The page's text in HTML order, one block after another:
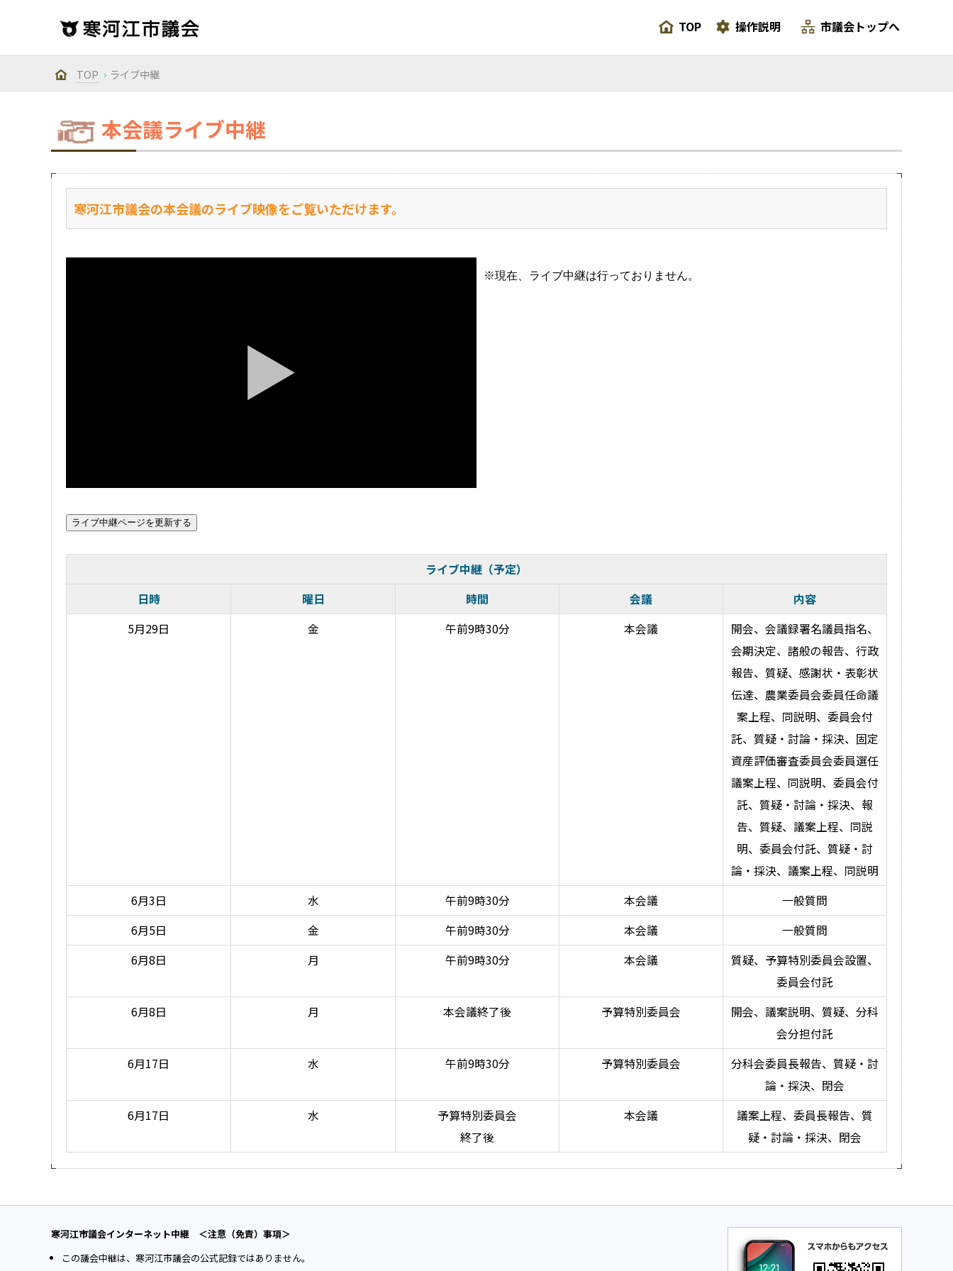
TOP 操作説明 市議会トップへ
TOP ライブ中継
本会議ライブ中継
寒河江市議会の本会議のライブ映像をご覧いただけます。
※現在、ライブ中継は行っておりません。
ライブ中継（予定）
日時
曜日 時間 会議
内容
5月29日
金 午前9時30分 本会議
開会、会議録署名議員指名、
会期決定、諸般の報告、行政
報告、質疑、感謝状・表彰状
伝達、農業委員会委員任命議
案上程、同説明、委員会付
託、質疑・討論・採決、固定
資産評価審査委員会委員選任
議案上程、同説明、委員会付
託、質疑・討論・採決、報
告、質疑、議案上程、同説
明、委員会付託、質疑・討
論・採決、議案上程、同説明
6月3日
水 午前9時30分 本会議
一般質問
6月5日
金 午前9時30分 本会議
一般質問
6月8日
月 午前9時30分 本会議
質疑、予算特別委員会設置、
委員会付託
6月8日
月 本会議終了後 予算特別委員会
開会、議案説明、質疑、分科
会分担付託
6月17日
水 午前9時30分 予算特別委員会
分科会委員長報告、質疑・討
論・採決、閉会
6月17日
水
予算特別委員会
終了後
本会議
議案上程、委員長報告、質
疑・討論・採決、閉会
寒河江市議会インターネット中継 ＜注意（免責）事項＞
この議会中継は、寒河江市議会の公式記録ではありません。